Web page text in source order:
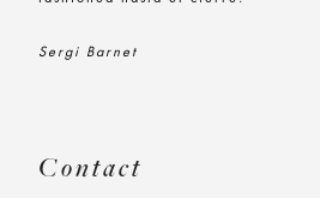
Sergi Barnet
Contact